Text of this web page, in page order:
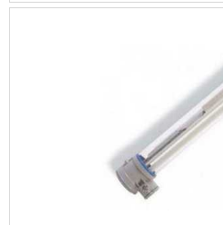
um reator integrado. Este
reduzidas, de forma que
são bastante adequadas
residencial e podem
lâmpadas
grandes reformas na